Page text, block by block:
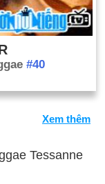
#40
Xem thêm
Tessanne